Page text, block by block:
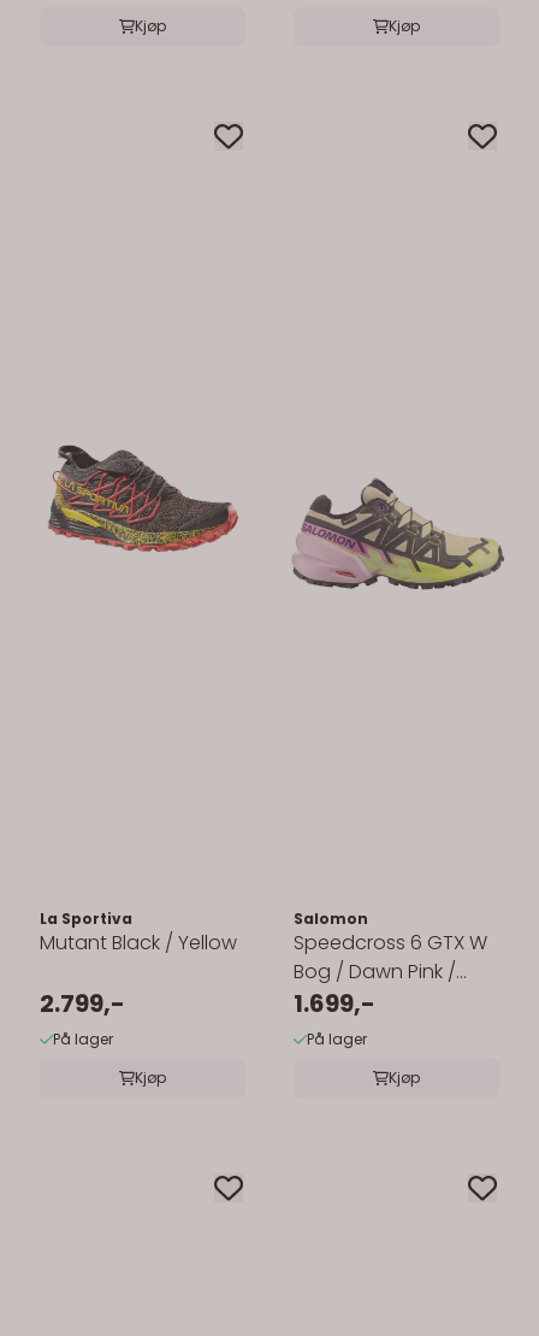
Kjøp
Kjøp
La Sportiva
Mutant Black / Yellow
2.799,-
På lager
Kjøp
Salomon
Speedcross 6 GTX W
Bog / Dawn Pink /
Acid Lime
1.699,-
På lager
Kjøp